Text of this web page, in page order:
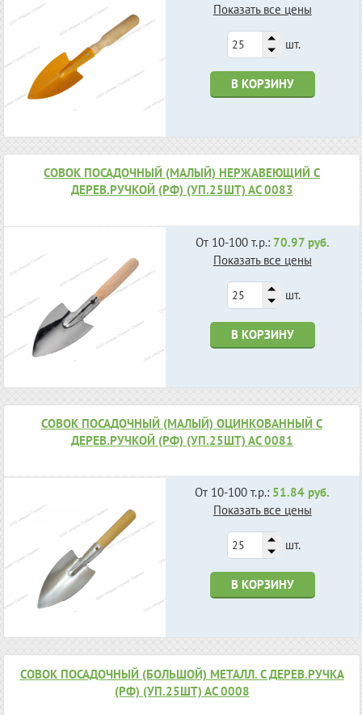
Показать все цены
шт.
В КОРЗИНУ
СОВОК ПОСАДОЧНЫЙ (МАЛЫЙ) НЕРЖАВЕЮЩИЙ С
ДЕРЕВ.РУЧКОЙ (РФ) (УП.25ШТ) АС 0083
От 10-100 т.р.: 70.97 руб.
Показать все цены
шт.
В КОРЗИНУ
СОВОК ПОСАДОЧНЫЙ (МАЛЫЙ) ОЦИНКОВАННЫЙ С
ДЕРЕВ.РУЧКОЙ (РФ) (УП.25ШТ) АС 0081
От 10-100 т.р.: 51.84 руб.
Показать все цены
шт.
В КОРЗИНУ
СОВОК ПОСАДОЧНЫЙ (БОЛЬШОЙ) МЕТАЛЛ. С ДЕРЕВ.РУЧКА
(РФ) (УП.25ШТ) АС 0008